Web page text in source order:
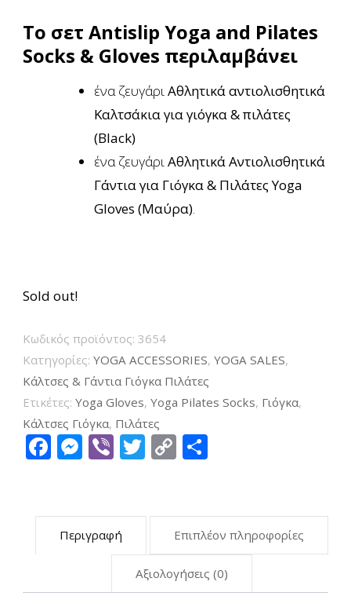
20,30€.
είναι:
18,00€.
Το σετ Antislip Yoga and Pilates
Socks & Gloves περιλαμβάνει
ένα ζευγάριΑθλητικά αντιολισθητικά
Καλτσάκια για γιόγκα & πιλάτες
(Black)
ένα ζευγάριΑθλητικά Αντιολισθητικά
Γάντια για Γιόγκα & Πιλάτες Yoga
Gloves (Μαύρα).
Sold out!
Κωδικός προϊόντος: 3654
Κατηγορίες: YOGA ACCESSORIES, YOGA SALES,
Κάλτσες & Γάντια Γιόγκα Πιλάτες
Ετικέτες: Yoga Gloves, Yoga Pilates Socks, Γιόγκα,
Κάλτσες Γιόγκα, Πιλάτες
Facebook
Messenger
ViberTwitter
Copy
Περιγραφή Επιπλέον πληροφορίες
Αξιολογήσεις (0)